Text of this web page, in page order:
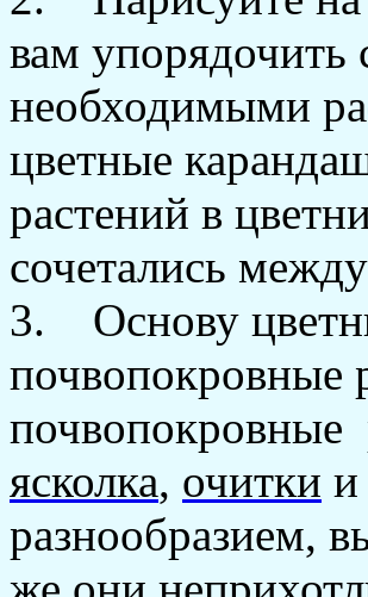
вам упорядочить
необходимыми
цветные
растений в
сочетались
3. Основу
почвопокровные
почвопокровные
ясколка, очитки и
разнообразием,